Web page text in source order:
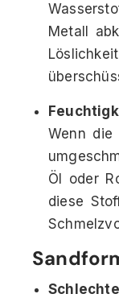
Metall
Wenn die
Öl oder
diese